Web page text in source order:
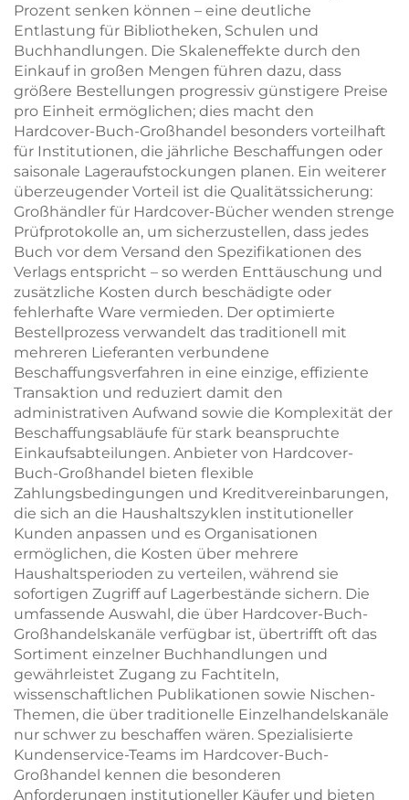
Prozent senken können – eine deutliche
Entlastung für Bibliotheken, Schulen und
Buchhandlungen. Die Skaleneffekte durch den
Einkauf in großen Mengen führen dazu, dass
größere Bestellungen progressiv günstigere Preise
pro Einheit ermöglichen; dies macht den
Hardcover-Buch-Großhandel besonders vorteilhaft
für Institutionen, die jährliche Beschaffungen oder
saisonale Lageraufstockungen planen. Ein weiterer
überzeugender Vorteil ist die Qualitätssicherung:
Großhändler für Hardcover-Bücher wenden strenge
Prüfprotokolle an, um sicherzustellen, dass jedes
Buch vor dem Versand den Spezifikationen des
Verlags entspricht – so werden Enttäuschung und
zusätzliche Kosten durch beschädigte oder
fehlerhafte Ware vermieden. Der optimierte
Bestellprozess verwandelt das traditionell mit
mehreren Lieferanten verbundene
Beschaffungsverfahren in eine einzige, effiziente
Transaktion und reduziert damit den
administrativen Aufwand sowie die Komplexität der
Beschaffungsabläufe für stark beanspruchte
Einkaufsabteilungen. Anbieter von Hardcover-
Buch-Großhandel bieten flexible
Zahlungsbedingungen und Kreditvereinbarungen,
die sich an die Haushaltszyklen institutioneller
Kunden anpassen und es Organisationen
ermöglichen, die Kosten über mehrere
Haushaltsperioden zu verteilen, während sie
sofortigen Zugriff auf Lagerbestände sichern. Die
umfassende Auswahl, die über Hardcover-Buch-
Großhandelskanäle verfügbar ist, übertrifft oft das
Sortiment einzelner Buchhandlungen und
gewährleistet Zugang zu Fachtiteln,
wissenschaftlichen Publikationen sowie Nischen-
Themen, die über traditionelle Einzelhandelskanäle
nur schwer zu beschaffen wären. Spezialisierte
Kundenservice-Teams im Hardcover-Buch-
Großhandel kennen die besonderen
Anforderungen institutioneller Käufer und bieten